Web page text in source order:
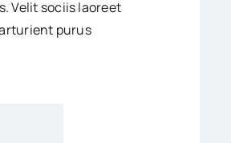
Velit sociis laoreet
purus